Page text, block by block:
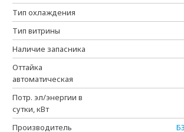
Тип охлаждения
Тип витрины
Наличие запасника
Оттайка
автоматическая
Потр. эл/энергии в
сутки, кВт
Производитель